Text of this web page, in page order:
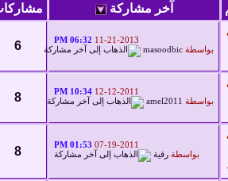
آخر مشاركة
11-21-2013
06:32 PM
بواسطة masoodbic
6
12-12-2011
10:34 PM
بواسطة amel2011
8
07-19-2011
01:53 PM
بواسطة رقية 8